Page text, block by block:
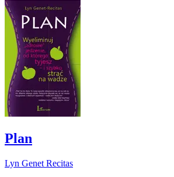
Plan
Lyn Genet Recitas